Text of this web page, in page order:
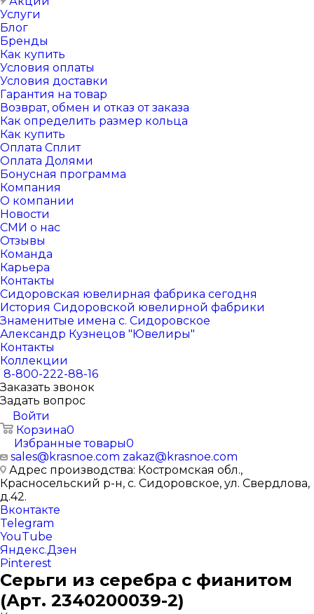
Услуги
Блог
Бренды
Как купить
Условия оплаты
Условия доставки
Гарантия на товар
Возврат, обмен и отказ от заказа
Как определить размер кольца
Как купить
Оплата Сплит
Оплата Долями
Бонусная программа
Компания
О компании
Новости
СМИ о нас
Отзывы
Команда
Карьера
Контакты
Сидоровская ювелирная фабрика сегодня
История Сидоровской ювелирной фабрики
Знаменитые имена с. Сидоровское
Александр Кузнецов "Ювелиры"
Контакты
Коллекции
8-800-222-88-16
Заказать звонок
Задать вопрос
Войти
Корзина0
Избранные товары0
sales@krasnoe.com zakaz@krasnoe.com
Адрес производства: Костромская обл.,
Красносельский р-н, с. Сидоровское, ул. Свердлова,
д.42.
Вконтакте
Telegram
YouTube
Яндекс.Дзен
Pinterest
Серьги из серебра с фианитом
(Арт. 2340200039-2)